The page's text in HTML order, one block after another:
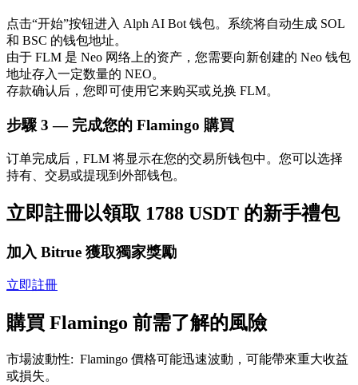
定投理财
Bitrue AI
点击“开始”按钮进入 Alph AI Bot 钱包。系统将自动生成 SOL
和 BSC 的钱包地址。
由于 FLM 是 Neo 网络上的资产，您需要向新创建的 Neo 钱包
地址存入一定数量的 NEO。
存款确认后，您即可使用它来购买或兑换 FLM。
步驟 3 — 完成您的 Flamingo 購買
订单完成后，FLM 将显示在您的交易所钱包中。您可以选择
持有、交易或提现到外部钱包。
立即註冊以領取 1788 USDT 的新手禮包
加入 Bitrue 獲取獨家獎勵
立即註冊
購買 Flamingo 前需了解的風險
市場波動性: Flamingo 價格可能迅速波動，可能帶來重大收益
或損失。